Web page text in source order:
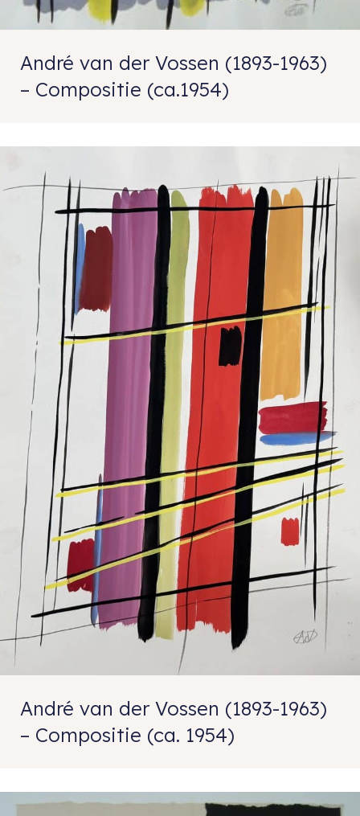
André van der Vossen (1893-1963)
– Compositie (ca.1954)
André van der Vossen (1893-1963)
– Compositie (ca. 1954)